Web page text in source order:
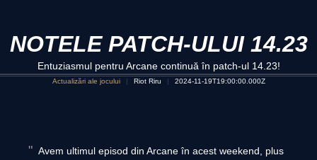
NOTELE PATCH-ULUI 14.23
Entuziasmul pentru Arcane continuă în patch-ul 14.23!
Actualizări ale jocului Riot Riru 2024-11-19T19:00:00.000Z
Avem ultimul episod din Arcane în acest weekend, plus